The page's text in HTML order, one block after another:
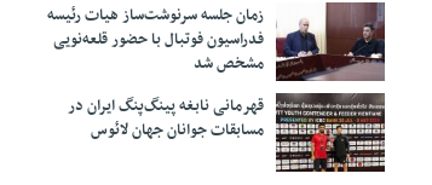
زمان جلسه سرنوشت‌ساز هیات رئیسه
فدراسیون فوتبال با حضور قلعه‌نویی
مشخص شد
قهرمانی نابغه پینگ‌پنگ ایران در
مسابقات جوانان جهان لائوس